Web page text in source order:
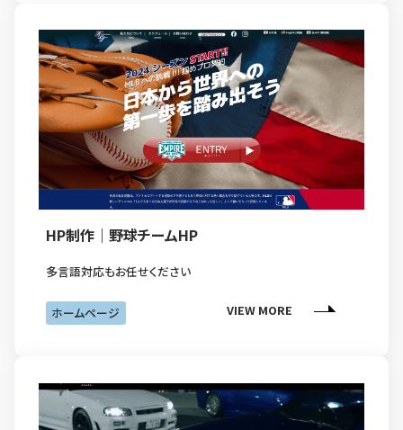
HP制作｜野球チームHP
多言語対応もお任せください
ホームページ VIEW MORE